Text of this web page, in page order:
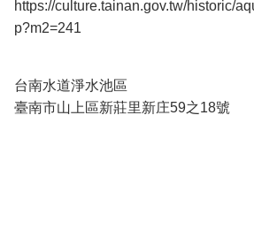
https://culture.tainan.gov.tw/historic/
p?m2=241
台南水道淨水池區
臺南市山上區新莊里新庄59之18號